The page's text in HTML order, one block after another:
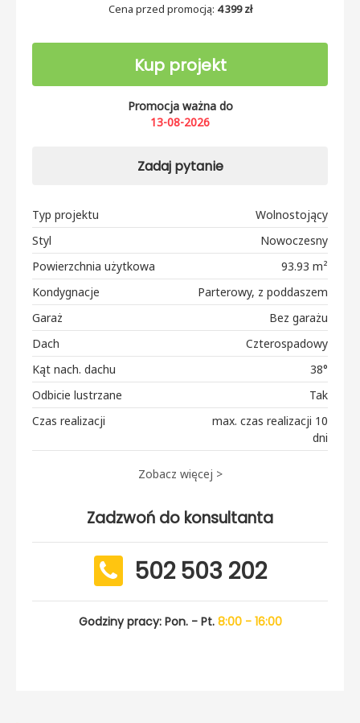
Cena przed promocją: 4 399 zł
Kup projekt
Promocja ważna do
13-08-2026
Zadaj pytanie
Typ projektu
Wolnostojący
Styl
Nowoczesny
Powierzchnia użytkowa
93.93 m²
Kondygnacje
Parterowy, z poddaszem
Garaż
Bez garażu
Dach
Czterospadowy
Kąt nach. dachu
38°
Odbicie lustrzane
Tak
Czas realizacji
max. czas realizacji 10
dni
Zobacz więcej >
Zadzwoń do konsultanta
502 503 202
Godziny pracy: Pon. - Pt. 8:00 - 16:00